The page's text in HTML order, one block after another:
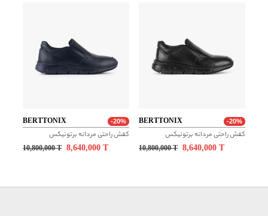
با توجه به شرایط خاص تامین کننده این برند، انصراف از خرید حداکثر ظرف
BERTTONIX -20%
کفش راحتی مردانه برتونیکس
10,800,000T 8,640,000 T
BERTTONIX -20%
کفش راحتی مردانه برتونیکس
10,800,000T 8,640,000 T